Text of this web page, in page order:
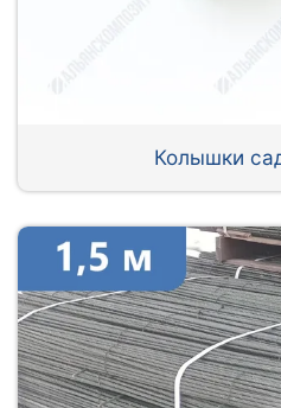
Колышки